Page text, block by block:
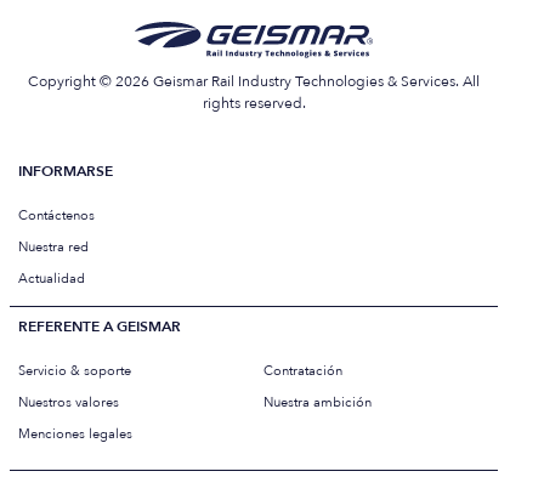
Copyright © 2026 Geismar Rail Industry Technologies & Services. All
rights reserved.
INFORMARSE
Contáctenos
Nuestra red
Actualidad
REFERENTE A GEISMAR
Servicio & soporte
Contratación
Nuestros valores
Nuestra ambición
Menciones legales